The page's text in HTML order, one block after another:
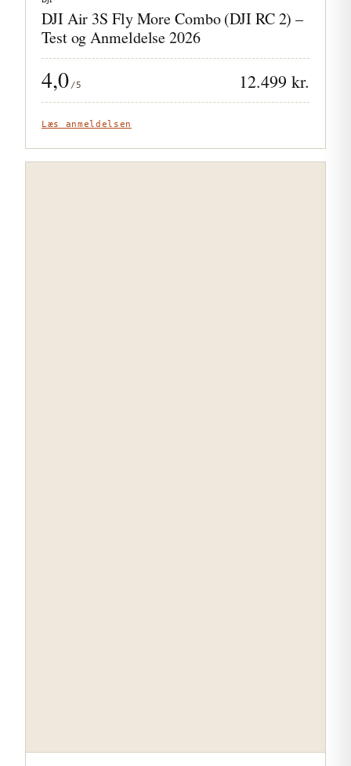
DJI Air 3S Fly More Combo (DJI RC 2) –
Test og Anmeldelse 2026
4,0 /5 12.499 kr.
Læs anmeldelsen